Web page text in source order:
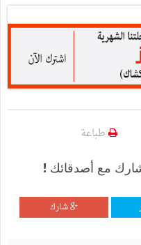
طباعة
مع أصدقائك !
شارك